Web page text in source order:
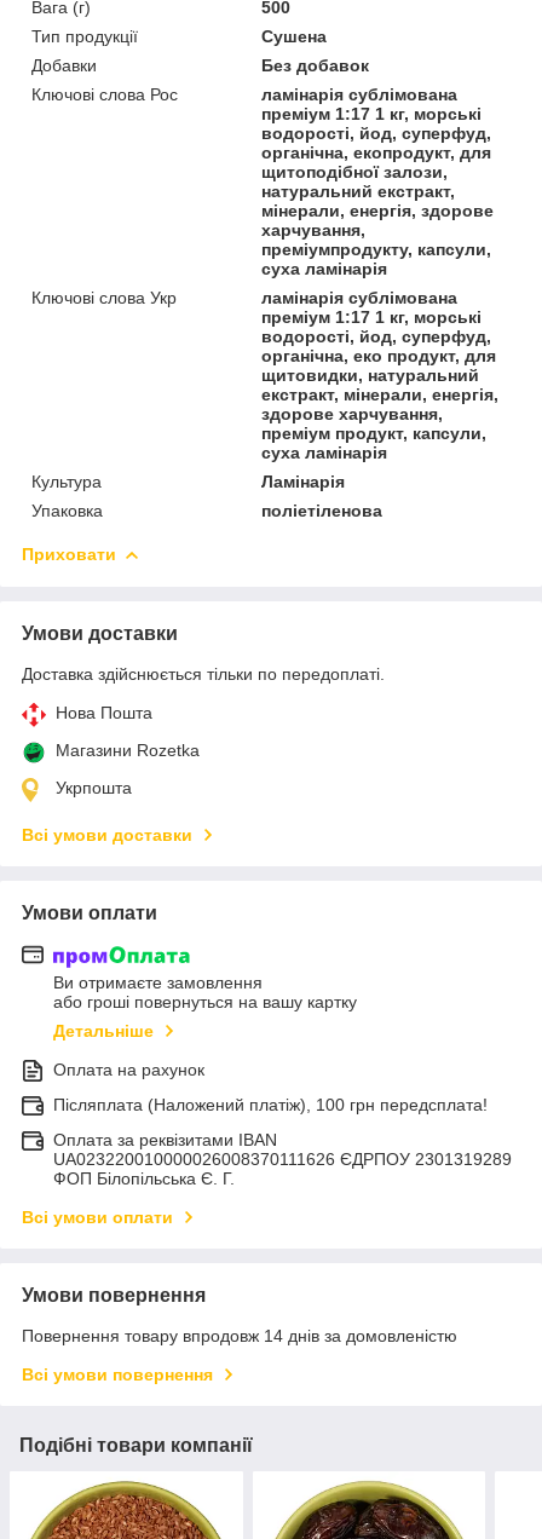
Вага (г)
500
Тип продукції
Сушена
Добавки
Без добавок
Ключові слова Рос
ламінарія сублімована
преміум 1:17 1 кг, морські
водорості, йод, суперфуд,
органічна, екопродукт, для
щитоподібної залози,
натуральний екстракт,
мінерали, енергія, здорове
харчування,
преміумпродукту, капсули,
суха ламінарія
Ключові слова Укр
ламінарія сублімована
преміум 1:17 1 кг, морські
водорості, йод, суперфуд,
органічна, еко продукт, для
щитовидки, натуральний
екстракт, мінерали, енергія,
здорове харчування,
преміум продукт, капсули,
суха ламінарія
Культура
Ламінарія
Упаковка
поліетіленова
Приховати
Умови доставки
Доставка здійснюється тільки по передоплаті.
Нова Пошта
Магазини Rozetka
Укрпошта
Всі умови доставки
Умови оплати
Ви отримаєте замовлення
або гроші повернуться на вашу картку
Детальніше
Оплата на рахунок
Післяплата (Наложений платіж), 100 грн передсплата!
Оплата за реквізитами IBAN
UA023220010000026008370111626 ЄДРПОУ 2301319289
ФОП Білопільська Є. Г.
Всі умови оплати
Умови повернення
Повернення товару впродовж 14 днів за домовленістю
Всі умови повернення
Подібні товари компанії